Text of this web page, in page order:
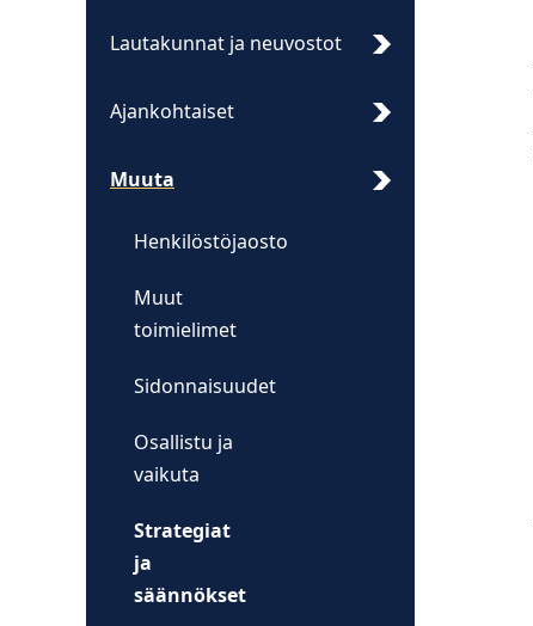
Lautakunnat ja neuvostot
Ajankohtaiset
Muuta
Henkilöstöjaosto
Muut
toimielimet
Sidonnaisuudet
Osallistu ja
vaikuta
Strategiat
ja
säännökset